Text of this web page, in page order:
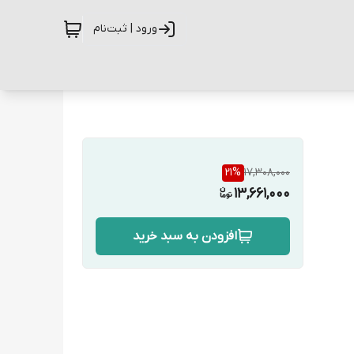
ورود | ثبت‌نام
17,308,000
21%
13,661,000
افزودن به سبد خرید